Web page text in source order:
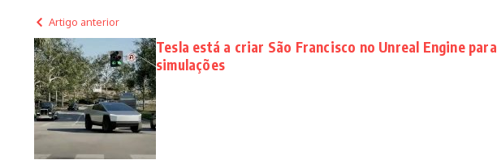
Artigo anterior
Tesla está a criar São Francisco no Unreal Engine para
simulações